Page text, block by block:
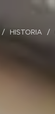
HISTORIA